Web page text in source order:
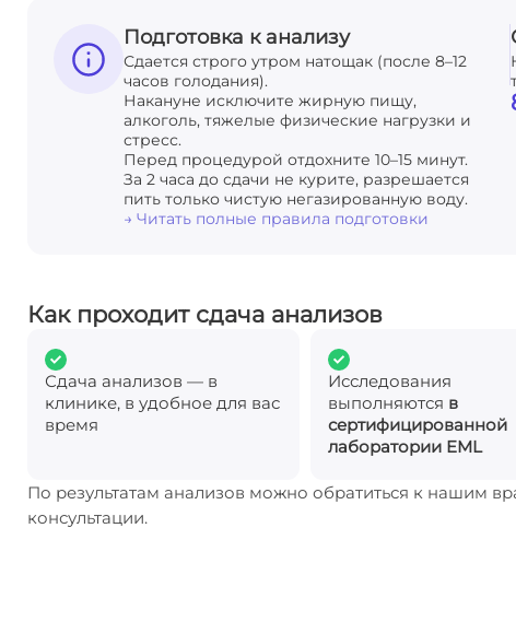
Подготовка к анализу
Сдается строго утром натощак (после 8–12
часов голодания).
Накануне исключите жирную пищу,
алкоголь, тяжелые физические нагрузки и
стресс.
Перед процедурой отдохните 10–15 минут.
За 2 часа до сдачи не курите, разрешается
пить только чистую негазированную воду.
→ Читать полные правила подготовки
Как проходит сдача анализов
Сдача анализов — в
клинике, в удобное для вас
время
Исследования
выполняются в
сертифицированной
лаборатории EML
По результатам анализов можно обратиться к нашим
консультации.